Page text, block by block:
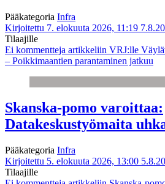
Pääkategoria Infra
Kirjoitettu 7. elokuuta 2026, 11:19
Tilaajille
Ei kommentteja artikkeliin VRJ:lle
– Poikkimaantien parantaminen jatkuu
Skanska-pomo varoittaa:
Datakeskustyömaita
Pääkategoria Infra
Kirjoitettu 5. elokuuta 2026, 13:00
Tilaajille